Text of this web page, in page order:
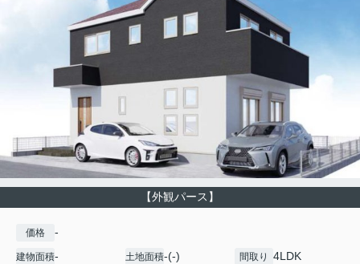
【外観パース】
価格 -
建物面積- 土地面積-(-) 間取り 4LDK